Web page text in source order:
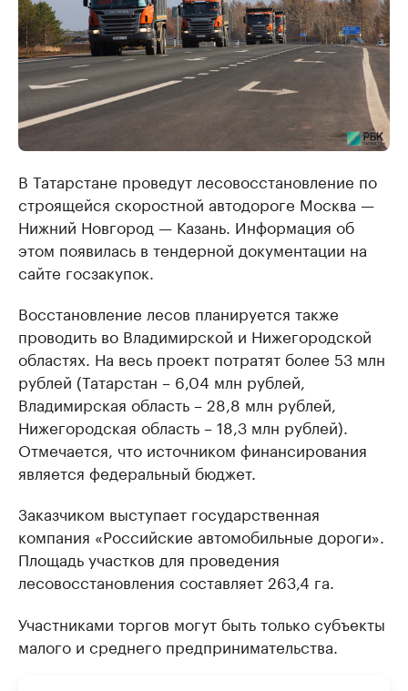
В Татарстане проведут лесовосстановление по
строящейся скоростной автодороге Москва —
Нижний Новгород — Казань. Информация об
этом появилась в тендерной документации на
сайте госзакупок.
Восстановление лесов планируется также
проводить во Владимирской и Нижегородской
областях. На весь проект потратят более 53 млн
рублей (Татарстан – 6,04 млн рублей,
Владимирская область – 28,8 млн рублей,
Нижегородская область – 18,3 млн рублей).
Отмечается, что источником финансирования
является федеральный бюджет.
Заказчиком выступает государственная
компания «Российские автомобильные дороги».
Площадь участков для проведения
лесовосстановления составляет 263,4 га.
Участниками торгов могут быть только субъекты
малого и среднего предпринимательства.